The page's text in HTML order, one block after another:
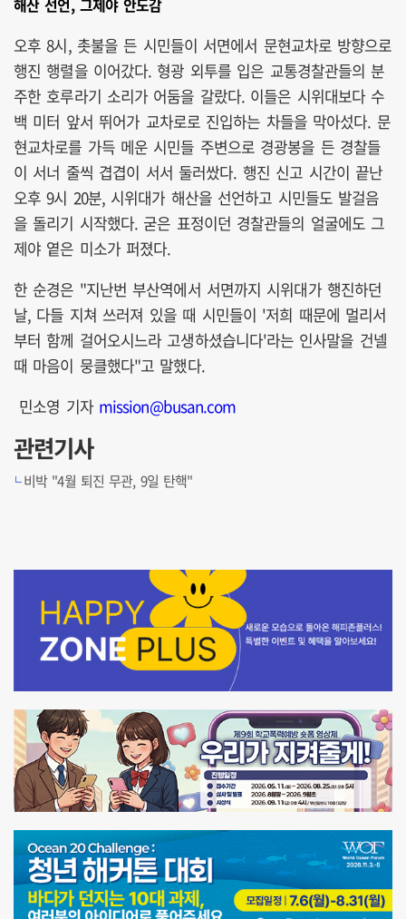
해산 선언, 그제야 안도감
오후 8시, 촛불을 든 시민들이 서면에서 문현교차로 방향으로
행진 행렬을 이어갔다. 형광 외투를 입은 교통경찰관들의 분
주한 호루라기 소리가 어둠을 갈랐다. 이들은 시위대보다 수
백 미터 앞서 뛰어가 교차로로 진입하는 차들을 막아섰다. 문
현교차로를 가득 메운 시민들 주변으로 경광봉을 든 경찰들
이 서너 줄씩 겹겹이 서서 둘러쌌다. 행진 신고 시간이 끝난
오후 9시 20분, 시위대가 해산을 선언하고 시민들도 발걸음
을 돌리기 시작했다. 굳은 표정이던 경찰관들의 얼굴에도 그
제야 옅은 미소가 퍼졌다.
한 순경은 "지난번 부산역에서 서면까지 시위대가 행진하던
날, 다들 지쳐 쓰러져 있을 때 시민들이 '저희 때문에 멀리서
부터 함께 걸어오시느라 고생하셨습니다'라는 인사말을 건넬
때 마음이 뭉클했다"고 말했다.
민소영 기자 mission@busan.com
관련기사
비박 "4월 퇴진 무관, 9일 탄핵"